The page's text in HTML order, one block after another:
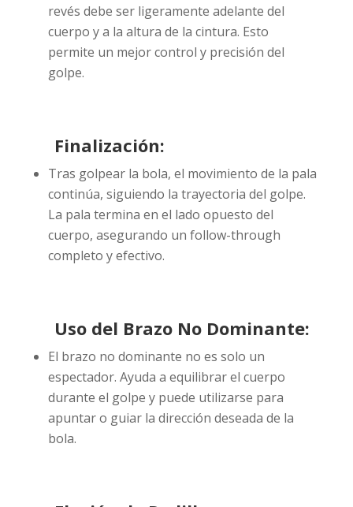
revés debe ser ligeramente adelante del
cuerpo y a la altura de la cintura. Esto
permite un mejor control y precisión del
golpe.
Finalización:
Tras golpear la bola, el movimiento de la pala
continúa, siguiendo la trayectoria del golpe.
La pala termina en el lado opuesto del
cuerpo, asegurando un follow-through
completo y efectivo.
Uso del Brazo No Dominante:
El brazo no dominante no es solo un
espectador. Ayuda a equilibrar el cuerpo
durante el golpe y puede utilizarse para
apuntar o guiar la dirección deseada de la
bola.